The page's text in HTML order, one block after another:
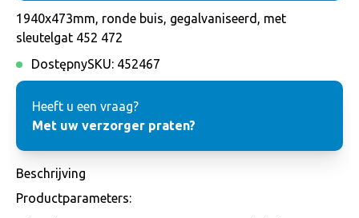
1940x473mm, ronde buis, gegalvaniseerd, met
sleutelgat 452 472
DostępnySKU: 452467
Heeft u een vraag?
Met uw verzorger praten?
Beschrijving
Productparameters: